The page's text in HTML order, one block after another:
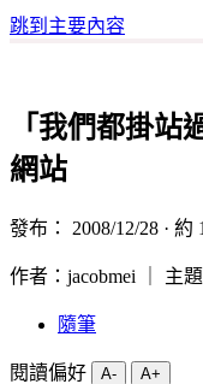
跳到主要內容
「我們都掛站
網站
發布： 2008/12/28 · 約
作者：jacobmei ｜ 主
隨筆
閱讀偏好 A- A+